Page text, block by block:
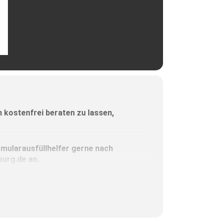
kostenfrei beraten zu lassen,
gerne nach
an.
– zum Beispiel für ein